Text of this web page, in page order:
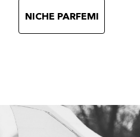
NICHE PARFEMI